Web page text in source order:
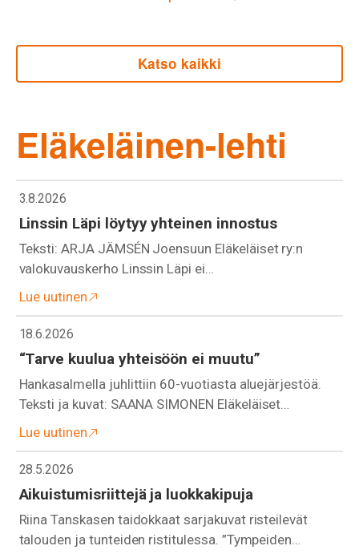
Katso kaikki
Eläkeläinen-lehti
3.8.2026
Linssin Läpi löytyy yhteinen innostus
Teksti: ARJA JÄMSÉN Joensuun Eläkeläiset ry:n
valokuvauskerho Linssin Läpi ei…
Lue uutinen
18.6.2026
“Tarve kuulua yhteisöön ei muutu”
Hankasalmella juhlittiin 60-vuotiasta aluejärjestöä.
Teksti ja kuvat: SAANA SIMONEN Eläkeläiset…
Lue uutinen
28.5.2026
Aikuistumisriittejä ja luokkakipuja
Riina Tanskasen taidokkaat sarjakuvat risteilevät
talouden ja tunteiden ristitulessa. ”Tympeiden…